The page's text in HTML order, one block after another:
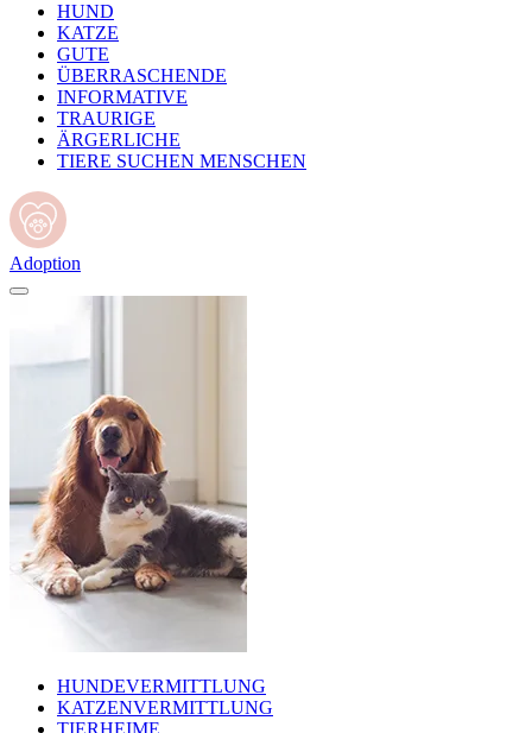
HUND
KATZE
GUTE
ÜBERRASCHENDE
INFORMATIVE
TRAURIGE
ÄRGERLICHE
TIERE SUCHEN MENSCHEN
Adoption
HUNDEVERMITTLUNG
KATZENVERMITTLUNG
TIERHEIME